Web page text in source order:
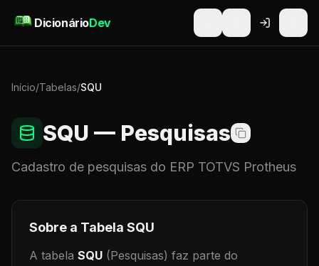
DicionárioDev
Início/Tabelas/SQU
SQU — Pesquisas
Cadastro de pesquisas do ERP TOTVS Protheus
Sobre a Tabela SQU
A tabela SQU (Pesquisas) faz parte do